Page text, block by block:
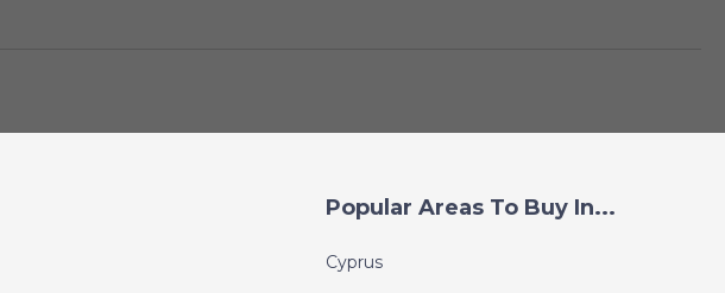
Popular Areas To Buy In...
Cyprus